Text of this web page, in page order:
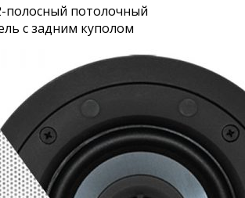
полосный потолочный
с задним куполом